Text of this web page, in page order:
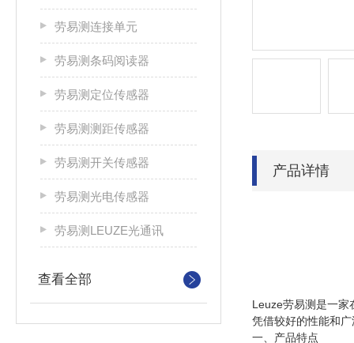
劳易测连接单元
劳易测条码阅读器
劳易测定位传感器
劳易测测距传感器
劳易测开关传感器
劳易测光电传感器
劳易测LEUZE光通讯
查看全部
产品详情
Leuze劳易测是一家
凭借较好的性能和
一、产品特点